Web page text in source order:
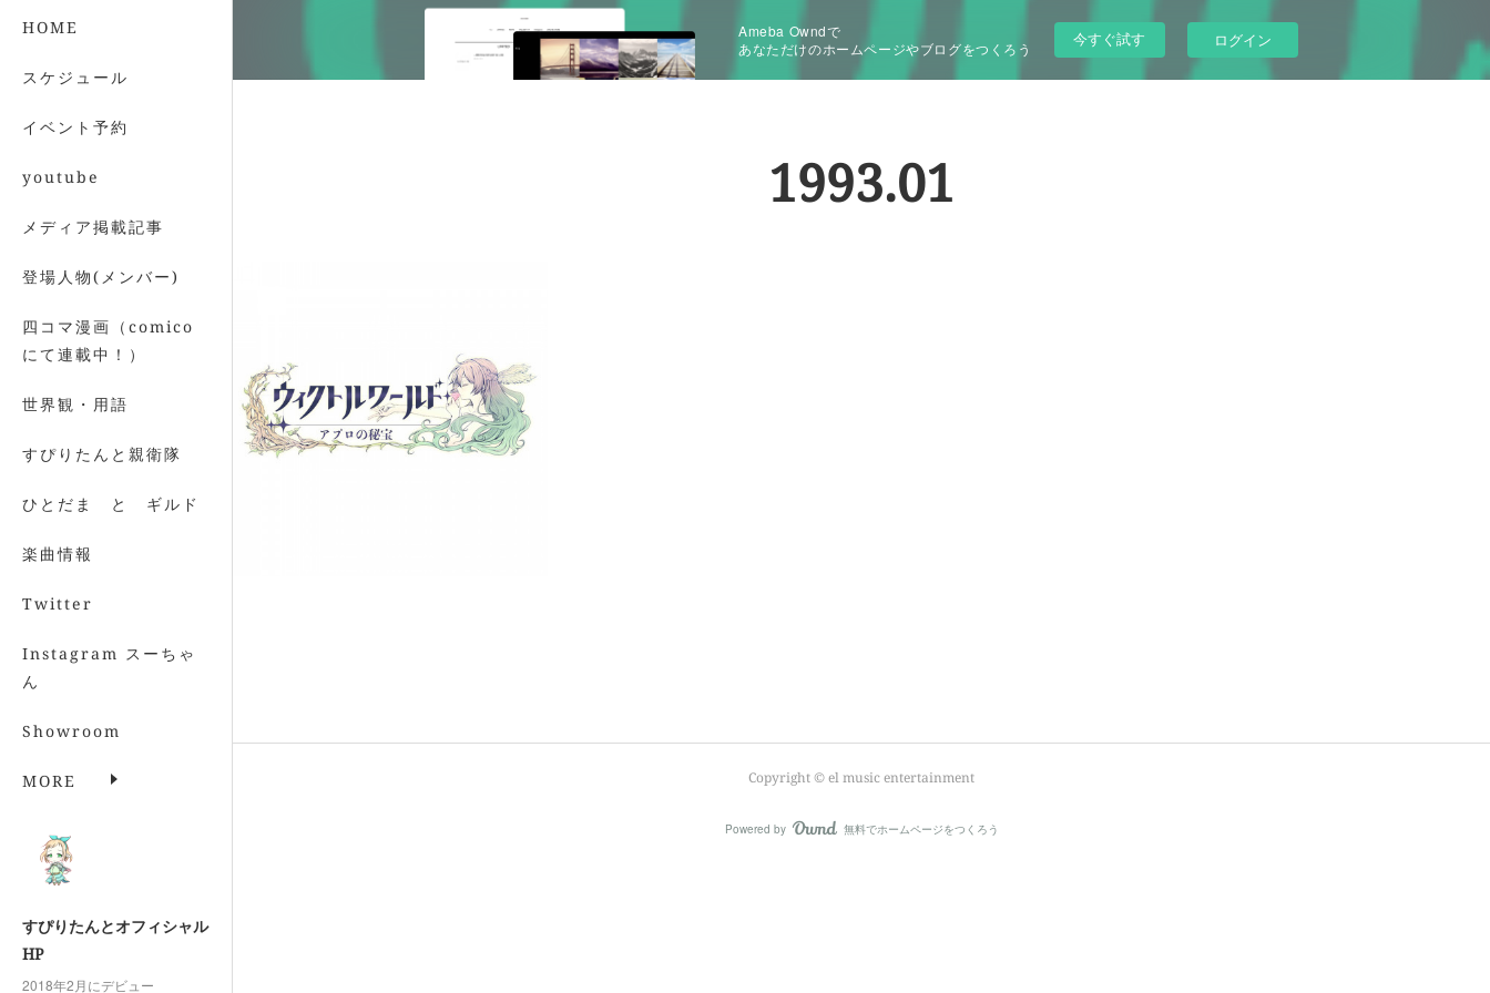
HOME
スケジュール
イベント予約
youtube
メディア掲載記事
登場人物(メンバー)
四コマ漫画（comico
にて連載中！）
世界観・用語
すぴりたんと親衛隊
ひとだま と ギルド
楽曲情報
Twitter
Instagram スーちゃ
ん
Showroom
MORE
すぴりたんとオフィシャル
HP
2018年2月にデビュー
Ameba Owndで
あなただけのホームページやブログをつくろう
今すぐ試す ログイン
1993.01
Copyright ©︎ el music entertainment
Powered by AmebaOwnd
無料でホームページをつくろう